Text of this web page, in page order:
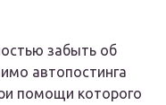
забыть об
автопостинга
помощи которого